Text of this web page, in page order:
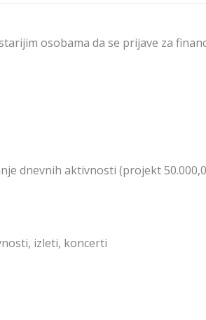
osobama da se prijave za
dnevnih aktivnosti (projekt
izleti, koncerti